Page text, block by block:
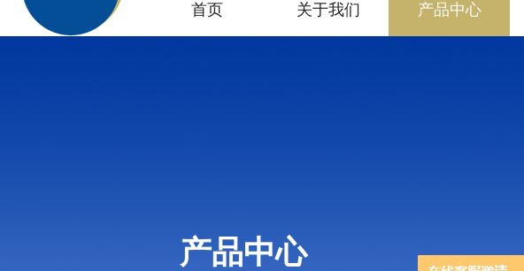
首页 关于我们 产品中心
产品中心